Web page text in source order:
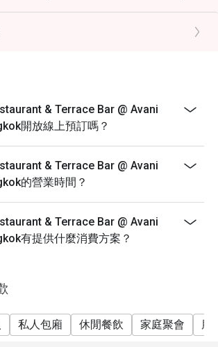
details.
Thai baht, subject to 10% service and
Price: THB 400++/ person
stations are as below; the menu will be
station.
specialties
cold cuts
Halal corner
day
& Terrace Bar @ Avani
開放線上預訂嗎？
& Terrace Bar @ Avani
的營業時間？
& Terrace Bar @ Avani
有提供什麼消費方案？
私人包廂 休閒餐飲 家庭聚會 朋